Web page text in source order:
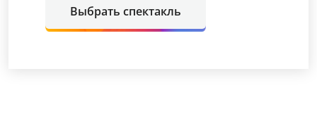
Выбрать спектакль